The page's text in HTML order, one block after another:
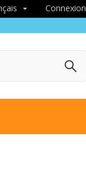
 Connexion